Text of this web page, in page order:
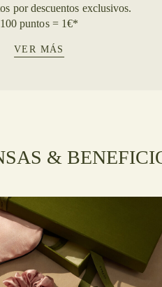
por descuentos exclusivos.
100 puntos = 1€*
VER MÁS
&